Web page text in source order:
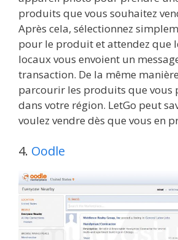
produits que vous souhaitez
Après cela, sélectionnez
pour le produit et attendez que
locaux vous envoient un
transaction. De la même
parcourir les produits que vous
dans votre région. LetGo peut
voulez vendre dès que vous en
4. Oodle